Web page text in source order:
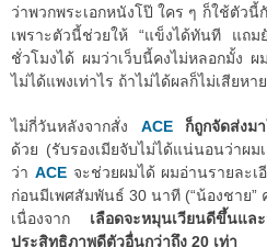
ว่าพวกพระเอกหนังโป๊ ใคร ๆ ก็ใช้ตัว
เพราะตัวนี้ช่วยให้ “แข็งได้ทันที แถม
ชั่วโมงได้ ผมว่าเว็บนี้คงไม่หลอกมั้ง ผ
ไม่ได้แพงเท่าไร ถ้าไม่ได้ผลก็ไม่เสียหา
ไม่กี่วันหลังจากสั่ง ACE ก็ถูกจัดส่งม
ด้วย (รับรองเมียจับไม่ได้แน่นอนว่าผ
ว่า ACEจะช่วยผมได้ ผมอ่านรายละเ
ก่อนมีเพศสัมพันธ์ 30 นาที (“น้องชาย
เนื่องจาก เลือดจะหมุนเวียนดีขึ้นแ
ประสิทธิภาพดีตัวอื่นกว่าถึง 20 เท่า